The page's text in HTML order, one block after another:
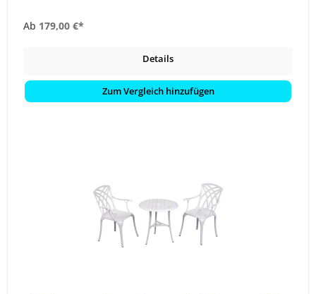
Ab 179,00 €*
Details
Zum Vergleich hinzufügen